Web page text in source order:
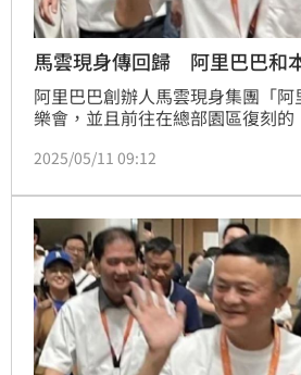
馬雲現身傳回歸 阿里巴巴和
阿里巴巴創辦人馬雲現身集團「
樂會，並且前往在總部園區復刻
過阿里巴巴集團與馬雲均否認。
2025/05/11 09:12